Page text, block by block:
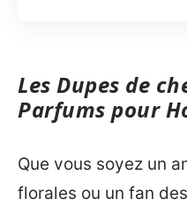
Les Dupes de
Parfums pour
Que vous soyez un
florales ou un fan